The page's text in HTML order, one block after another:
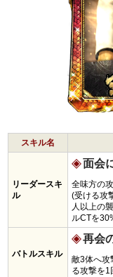
スキル名
リーダースキ
ル
面会
全味方の
(受ける攻
人以上の
ルCTを
バトルスキル
再会
敵3体へ攻
る攻撃を1